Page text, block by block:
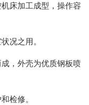
床加工成型，操作容
况之用。
，外壳为优质钢板喷
和检修。